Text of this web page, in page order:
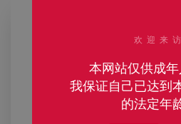
欢迎来访
本网站仅供成年
我保证自己已达到
的法定年